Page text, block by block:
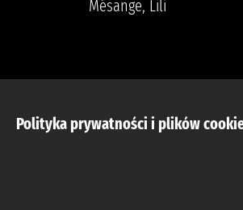
Mésange, Lili
Polityka prywatności i plików